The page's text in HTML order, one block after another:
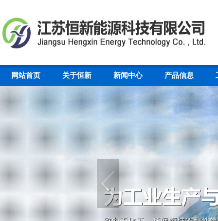
网站首页 关于恒新 新闻中心 产品信息